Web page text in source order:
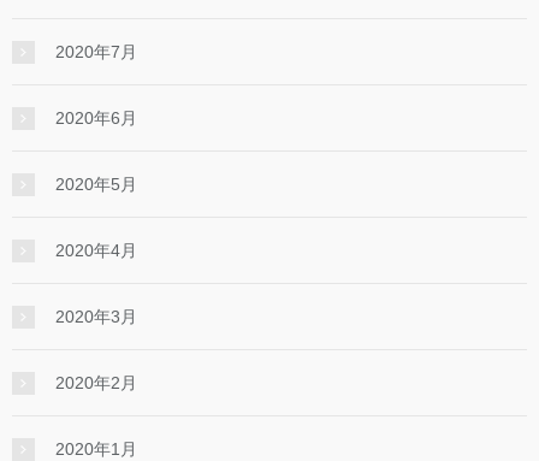
2020年7月
2020年6月
2020年5月
2020年4月
2020年3月
2020年2月
2020年1月